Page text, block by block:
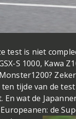
test is niet
S 1000, Kawa
tijde van de
En wat de
de